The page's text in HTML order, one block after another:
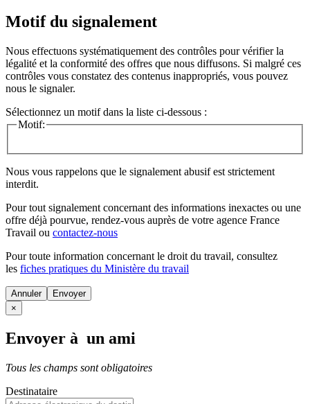
Motif du signalement
Nous effectuons systématiquement des contrôles pour vérifier la
légalité et la conformité des offres que nous diffusons. Si malgré ces
contrôles vous constatez des contenus inappropriés, vous pouvez
nous le signaler.
Sélectionnez un motif dans la liste ci-dessous :
Motif:
Nous vous rappelons que le signalement abusif est strictement
interdit.
Pour tout signalement concernant des informations inexactes ou une
offre déjà pourvue, rendez-vous auprès de votre agence France
Travail ou contactez-nous
Pour toute information concernant le droit du travail, consultez
les fiches pratiques du Ministère du travail
Annuler
×
Envoyer à un ami
Tous les champs sont obligatoires
Destinataire